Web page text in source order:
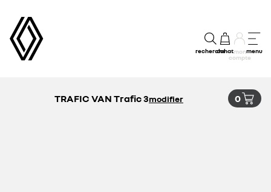
rechercheachatmon
compte
menu
TRAFIC VAN Trafic 3modifier 0